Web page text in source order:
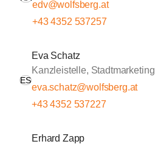
edv@wolfsberg.at
+43 4352 537257
ES
Eva Schatz
Kanzleistelle, Stadtmarketing
eva.schatz@wolfsberg.at
+43 4352 537227
Erhard Zapp